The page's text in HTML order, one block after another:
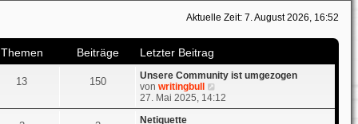
Aktuelle Zeit: 7. August 2026, 16:52
Themen Beiträge
Letzter Beitrag
13 150
Unsere Community ist umgezogen
vonwritingbull
e
u
27. Mai 2025, 14:12
Netiquette